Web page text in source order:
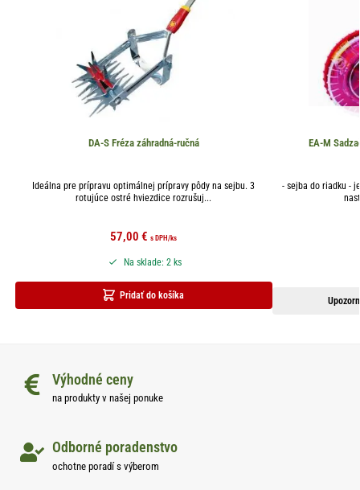
DA-S Fréza záhradná-ručná
Ideálna pre prípravu optimálnej prípravy pôdy na sejbu. 3
rotujúce ostré hviezdice rozrušuj...
57,00€ s DPH/ks
Pridať do košíka
Na sklade: 2 ks
EA-M
- sejba do riadku -
Výhodné ceny
na produkty v našej ponuke
Odborné poradenstvo
ochotne poradí s výberom